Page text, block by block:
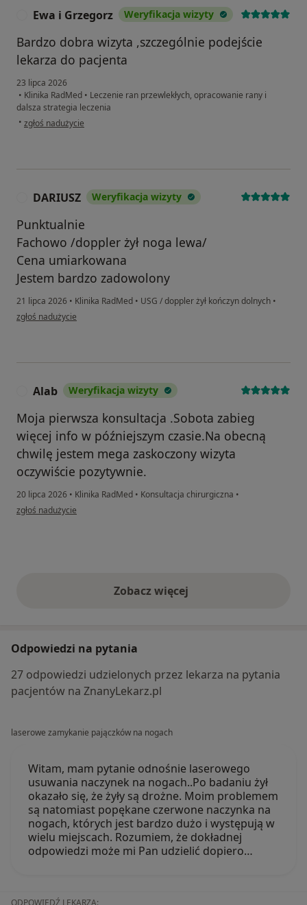
Ewa i Grzegorz Weryfikacja wizyty
Bardzo dobra wizyta ,szczególnie podejście
lekarza do pacjenta
23 lipca 2026
• Klinika RadMed • Leczenie ran przewlekłych, opracowanie rany i
dalsza strategia leczenia
• w opinii użytkownika Ewa i Grzegorz
zgłoś nadużycie
DARIUSZ Weryfikacja wizyty
Punktualnie
Fachowo /doppler żył noga lewa/
Cena umiarkowana
Jestem bardzo zadowolony
21 lipca 2026 • Klinika RadMed • USG / doppler żył kończyn dolnych •
w opinii użytkownika DARIUSZ
zgłoś nadużycie
Alab Weryfikacja wizyty
Moja pierwsza konsultacja .Sobota zabieg
więcej info w późniejszym czasie.Na obecną
chwilę jestem mega zaskoczony wizyta
oczywiście pozytywnie.
20 lipca 2026 • Klinika RadMed • Konsultacja chirurgiczna •
w opinii użytkownika Alab
zgłoś nadużycie
Zobacz więcejopinie powyżej
Odpowiedzi na pytania
27 odpowiedzi udzielonych przez lekarza na pytania
pacjentów na ZnanyLekarz.pl
laserowe zamykanie pajączków na nogach
Witam, mam pytanie odnośnie laserowego
usuwania naczynek na nogach..Po badaniu żył
okazało się, że żyły są drożne. Moim problemem
są natomiast popękane czerwone naczynka na
nogach, których jest bardzo dużo i występują w
wielu miejscach. Rozumiem, że dokładnej
odpowiedzi może mi Pan udzielić dopiero…
ODPOWIEDŹ LEKARZA: